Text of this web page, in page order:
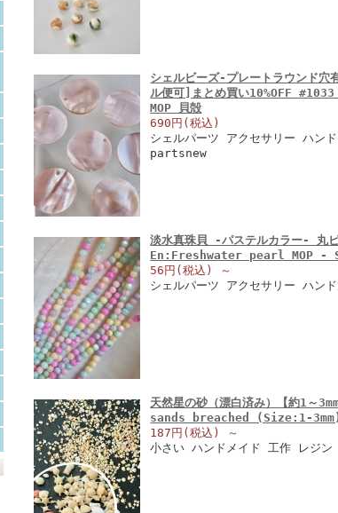
シェルビーズ-プレートラウンド
ル便可]まとめ買い10%OFF
MOP 貝殻
690円(税込)
シェルパーツ アクセサリー ハン
partsnew
淡水真珠貝 -パステルカラー- 丸
En:Freshwater pearl MOP -
56円(税込)
～
シェルパーツ アクセサリー ハン
天然星の砂（漂白済み）【約1～
sands breached (Size:1-
187円(税込)
～
小さい ハンドメイド 工作 レジ